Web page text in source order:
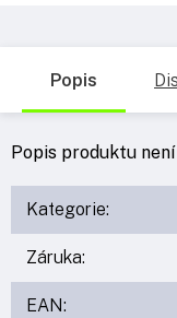
Popis
Popis produktu
Kategorie:
Záruka:
EAN: